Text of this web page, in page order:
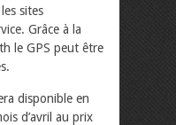
sites
Grâce à la
le GPS peut être
disponible en
d’avril au prix